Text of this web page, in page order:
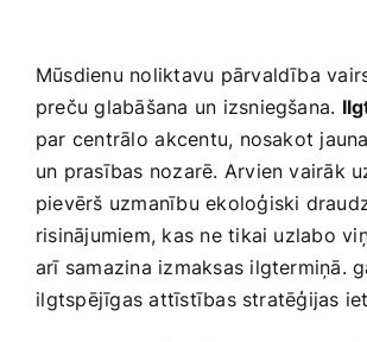
Mūsdienu noliktavu pārvaldība
‌preču glabāšana un izsniegšana.
par centrālo⁢ akcentu, nosakot
un prasības‌ nozarē. Arvien ​vairāk
pievērš uzmanību ekoloģiski
risinājumiem, kas ne tikai uzlabo
arī samazina izmaksas ilgtermiņā.‍
⁤ilgtspējīgas attīstības stratēģijas